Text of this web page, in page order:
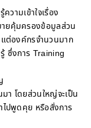
วามเข้าใจเรื่อง
ยคุ้มครองข้อมูลส่วน
ต่องค์กรจำนวนมาก
ซึ่งการ Training
โดยส่วนใหญ่จะเป็น
ไปพูดคุย หรือสั่งการ